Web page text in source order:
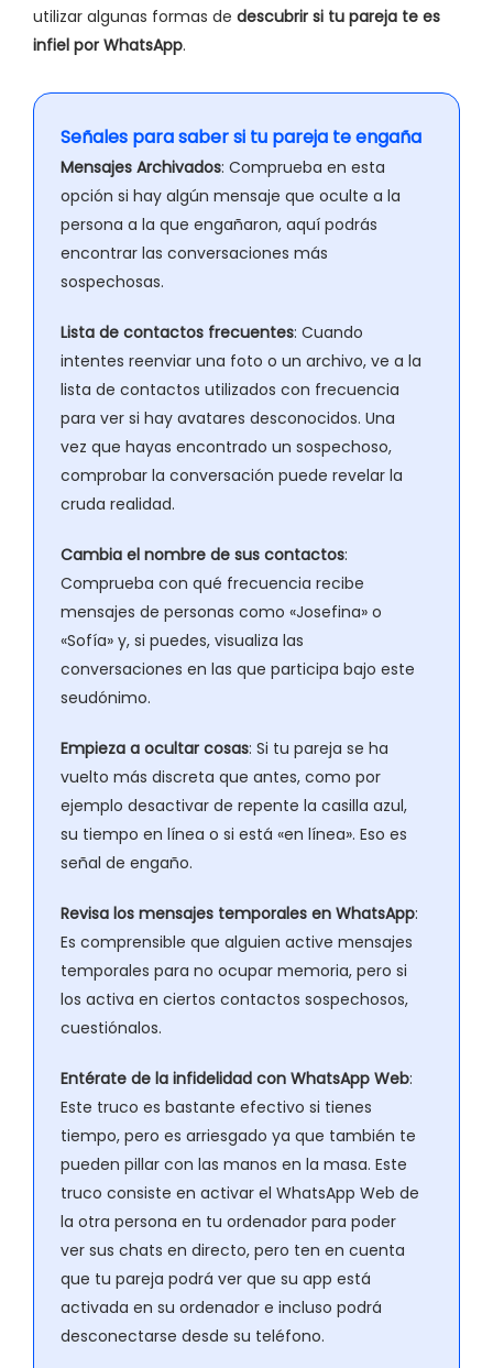
utilizar algunas formas de descubrir si tu pareja te es
infiel por WhatsApp.
Señales para saber si tu pareja te engaña
Mensajes Archivados: Comprueba en esta
opción si hay algún mensaje que oculte a la
persona a la que engañaron, aquí podrás
encontrar las conversaciones más
sospechosas.
Lista de contactos frecuentes: Cuando
intentes reenviar una foto o un archivo, ve a la
lista de contactos utilizados con frecuencia
para ver si hay avatares desconocidos. Una
vez que hayas encontrado un sospechoso,
comprobar la conversación puede revelar la
cruda realidad.
Cambia el nombre de sus contactos:
Comprueba con qué frecuencia recibe
mensajes de personas como «Josefina» o
«Sofía» y, si puedes, visualiza las
conversaciones en las que participa bajo este
seudónimo.
Empieza a ocultar cosas: Si tu pareja se ha
vuelto más discreta que antes, como por
ejemplo desactivar de repente la casilla azul,
su tiempo en línea o si está «en línea». Eso es
señal de engaño.
Revisa los mensajes temporales en WhatsApp:
Es comprensible que alguien active mensajes
temporales para no ocupar memoria, pero si
los activa en ciertos contactos sospechosos,
cuestiónalos.
Entérate de la infidelidad con WhatsApp Web:
Este truco es bastante efectivo si tienes
tiempo, pero es arriesgado ya que también te
pueden pillar con las manos en la masa. Este
truco consiste en activar el WhatsApp Web de
la otra persona en tu ordenador para poder
ver sus chats en directo, pero ten en cuenta
que tu pareja podrá ver que su app está
activada en su ordenador e incluso podrá
desconectarse desde su teléfono.